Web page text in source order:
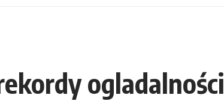
ogladalności